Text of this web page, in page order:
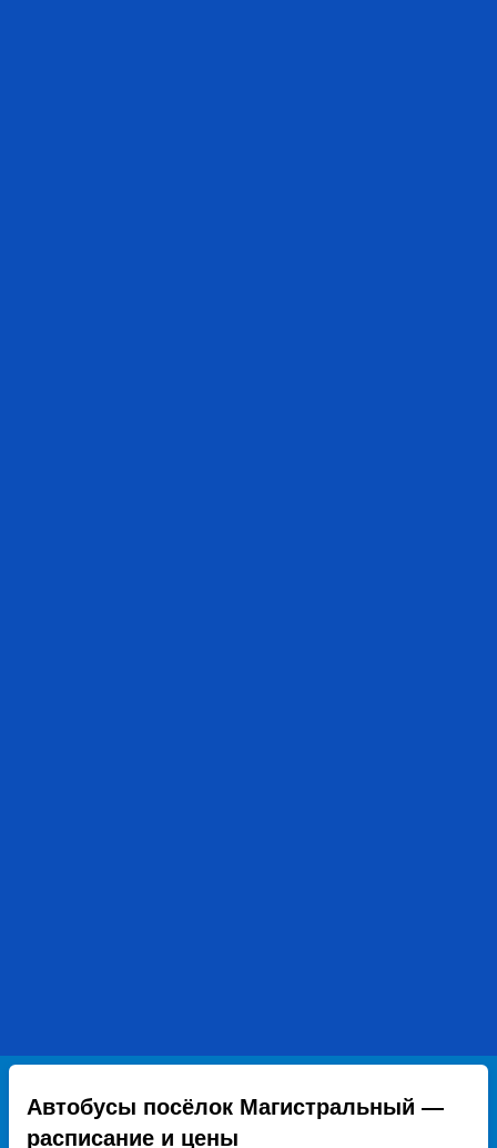
Автобусы посёлок Магистральный —
расписание и цены